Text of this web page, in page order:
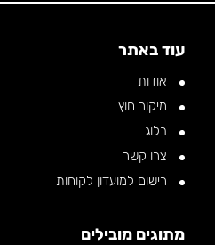
עוד באתר
אודות
מיקור חוץ
בלוג
צרו קשר
רישום למועדון לקוחות
מתוגים מובילים